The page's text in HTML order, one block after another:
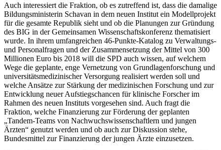
Auch interessiert die Fraktion, ob es zutreffend ist, dass die damalige
Bildungsministerin Schavan in dem neuen Institut ein Modellprojekt
für die gesamte Republik sieht und ob die Planungen zur Gründung
des BIG in der Gemeinsamen Wissenschaftskonferenz thematisiert
wurde. In ihrem umfangreichen 46-Punkte-Katalog zu Verwaltungs-
und Personalfragen und der Zusammensetzung der Mittel von 300
Millionen Euro bis 2018 will die SPD auch wissen, auf welchem
Wege die geplante, enge Vernetzung von Grundlagenforschung und
universitätsmedizinischer Versorgung realisiert werden soll und
welche Ansätze zur Stärkung der medizinischen Forschung und zur
Entwicklung neuer Aufstiegschancen für klinische Forscher im
Rahmen des neuen Instituts vorgesehen sind. Auch fragt die
Fraktion, welche Finanzierung zur Förderung der geplanten
„Tandem-Teams von Nachwuchswissenschaftlern und jungen
Ärzten“ genutzt werden und ob auch zur Diskussion stehe,
Bundesmittel zur Finanzierung der jungen Ärzte einzusetzen.